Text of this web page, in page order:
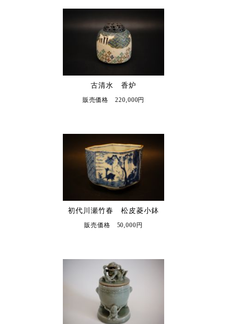
古清水 香炉
販売価格 220,000円
初代川瀬竹春 松皮菱小鉢
販売価格 50,000円